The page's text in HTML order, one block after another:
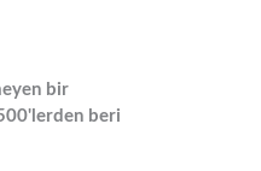
bir
beri